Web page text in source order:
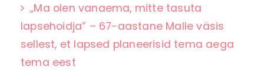
„Ma olen vanaema, mitte tasuta
lapsehoidja” – 67-aastane Malle väsis
sellest, et lapsed planeerisid tema aega
tema eest